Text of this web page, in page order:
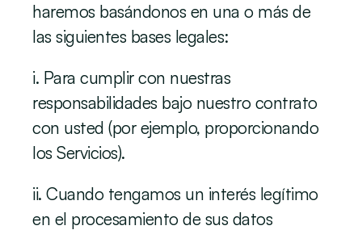
haremos basándonos en una o más de
las siguientes bases legales:
i. Para cumplir con nuestras
responsabilidades bajo nuestro contrato
con usted (por ejemplo, proporcionando
los Servicios).
ii. Cuando tengamos un interés legítimo
en el procesamiento de sus datos